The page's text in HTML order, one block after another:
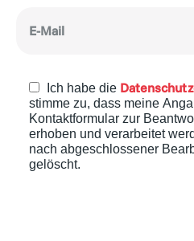
Ich habe die
stimme zu, dass meine
Kontaktformular zur
erhoben und verarbeitet
nach abgeschlossener
gelöscht.